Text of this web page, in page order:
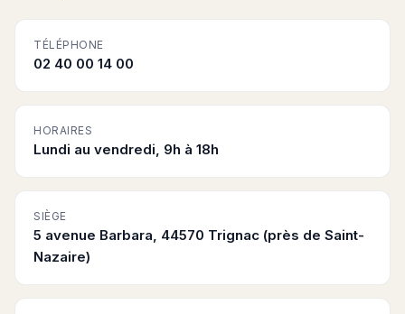
TÉLÉPHONE
02 40 00 14 00
HORAIRES
Lundi au vendredi, 9h à 18h
SIÈGE
5 avenue Barbara, 44570 Trignac (près de Saint-
Nazaire)